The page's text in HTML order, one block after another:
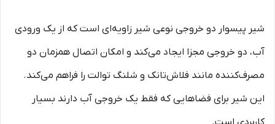
شیر پیسوار دو خروجی نوعی شیر زاویه‌ای است که از یک ورودی
آب، دو خروجی مجزا ایجاد می‌کند و امکان اتصال همزمان دو
مصرف‌کننده مانند فلاش‌تانک و شلنگ توالت را فراهم می‌کند.
این شیر برای فضاهایی که فقط یک خروجی آب دارند بسیار